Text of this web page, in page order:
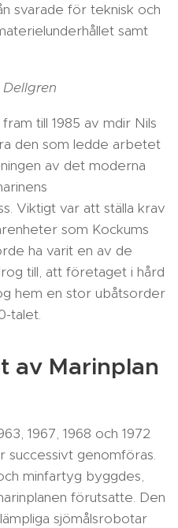
svarade för teknisk och
samt
till 1985 av mdir Nils
den som ledde arbetet
av det moderna
Viktigt var att ställa krav
som Kockums
ha varit en av de
till, att företaget i hård
hem en stor ubåtsorder
talet.
av Marinplan
1967, 1968 och 1972
successivt genomföras.
minfartyg byggdes,
förutsatte. Den
sjömålsrobotar